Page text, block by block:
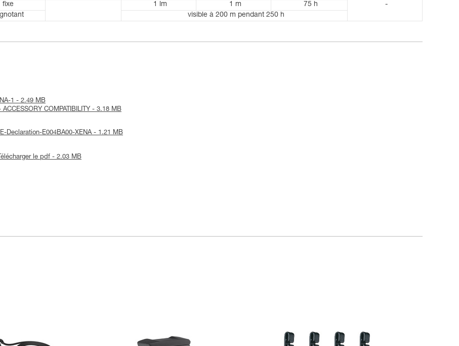
-
fixe 1 lm 1 m
75 h
visible à 200 m pendant 250 h
1 - 2.49 MB
COMPATIBILITY - 3.18 MB
Declaration-E004BA00-XENA - 1.21 MB
le pdf - 2.03 MB